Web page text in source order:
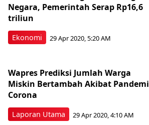
Ekonomi
Negara, Pemerintah Serap Rp16,6
triliun
29 Apr 2020, 5:20 AM
Laporan Utama
Wapres Prediksi Jumlah Warga
Miskin Bertambah Akibat Pandemi
Corona
29 Apr 2020, 4:10 AM